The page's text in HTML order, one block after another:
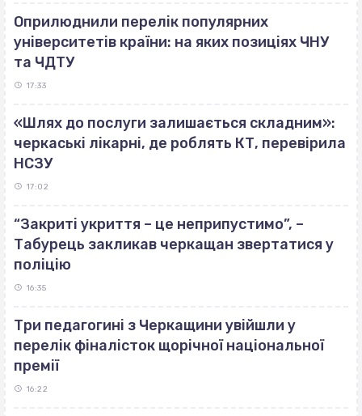
Оприлюднили перелік популярних
університетів країни: на яких позиціях ЧНУ
та ЧДТУ
17:33
«Шлях до послуги залишається складним»:
черкаські лікарні, де роблять КТ, перевірила
НСЗУ
17:02
“Закриті укриття – це неприпустимо”, –
Табурець закликав черкащан звертатися у
поліцію
16:35
Три педагогині з Черкащини увійшли у
перелік фіналісток щорічної національної
премії
16:22